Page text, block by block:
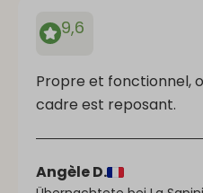
9,6
Propre et fonctionnel,
cadre est reposant.
Angèle D.